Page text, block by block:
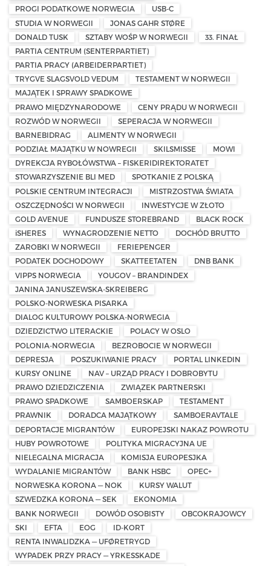
PROGI PODATKOWE NORWEGIA
USB-C
STUDIA W NORWEGII
JONAS GAHR STØRE
DONALD TUSK
SZTABY WOŚP W NORWEGII
33. FINAŁ
PARTIA CENTRUM (SENTERPARTIET)
PARTIA PRACY (ARBEIDERPARTIET)
TRYGVE SLAGSVOLD VEDUM
TESTAMENT W NORWEGII
MAJĄTEK I SPRAWY SPADKOWE
PRAWO MIĘDZYNARODOWE
CENY PRĄDU W NORWEGII
ROZWÓD W NORWEGII
SEPERACJA W NORWEGII
BARNEBIDRAG
ALIMENTY W NORWEGII
PODZIAŁ MAJĄTKU W NOWREGII
SKILSMISSE
MOWI
DYREKCJA RYBOŁÓWSTWA – FISKERIDIREKTORATET
STOWARZYSZENIE BLI MED
SPOTKANIE Z POLSKĄ
POLSKIE CENTRUM INTEGRACJI
MISTRZOSTWA ŚWIATA
OSZCZĘDNOŚCI W NORWEGII
INWESTYCJE W ZŁOTO
GOLD AVENUE
FUNDUSZE STOREBRAND
BLACK ROCK
iSHERES
WYNAGRODZENIE NETTO
DOCHÓD BRUTTO
ZAROBKI W NORWEGII
FERIEPENGER
PODATEK DOCHODOWY
SKATTEETATEN
DNB BANK
VIPPS NORWEGIA
YOUGOV – BRANDINDEX
JANINA JANUSZEWSKA-SKREIBERG
POLSKO-NORWESKA PISARKA
DIALOG KULTUROWY POLSKA-NORWEGIA
DZIEDZICTWO LITERACKIE
POLACY W OSLO
POLONIA-NORWEGIA
BEZROBOCIE W NORWEGII
DEPRESJA
POSZUKIWANIE PRACY
PORTAL LINKEDIN
KURSY ONLINE
NAV – URZĄD PRACY I DOBROBYTU
PRAWO DZIEDZICZENIA
ZWIĄZEK PARTNERSKI
PRAWO SPADKOWE
SAMBOERSKAP
TESTAMENT
PRAWNIK
DORADCA MAJĄTKOWY
SAMBOERAVTALE
DEPORTACJE MIGRANTÓW
EUROPEJSKI NAKAZ POWROTU
HUBY POWROTOWE
POLITYKA MIGRACYJNA UE
NIELEGALNA MIGRACJA
KOMISJA EUROPESJKA
WYDALANIE MIGRANTÓW
BANK HSBC
OPEC+
NORWESKA KORONA — NOK
KURSY WALUT
SZWEDZKA KORONA — SEK
EKONOMIA
BANK NORWEGII
DOWÓD OSOBISTY
OBCOKRAJOWCY
SKI
EFTA EOG
ID-KORT
RENTA INWALIDZKA — UFØRETRYGD
WYPADEK PRZY PRACY — YRKESSKADE